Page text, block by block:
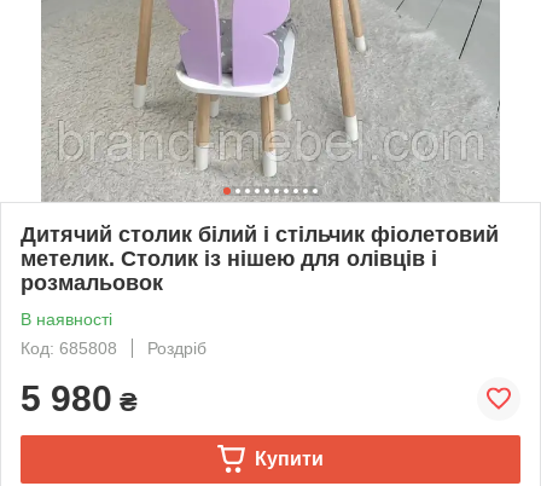
Дитячий столик білий і стільчик фіолетовий
метелик. Столик із нішею для олівців і
розмальовок
В наявності
Код: 685808
Роздріб
5 980 ₴
Купити